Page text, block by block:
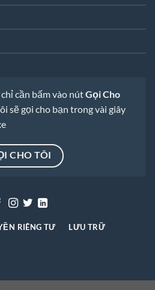
cần bấm vào nútGọi Cho
sẽ gọi cho bạn trong vài giây
CHO TÔI
RIÊNG TƯ LƯU TRỮ